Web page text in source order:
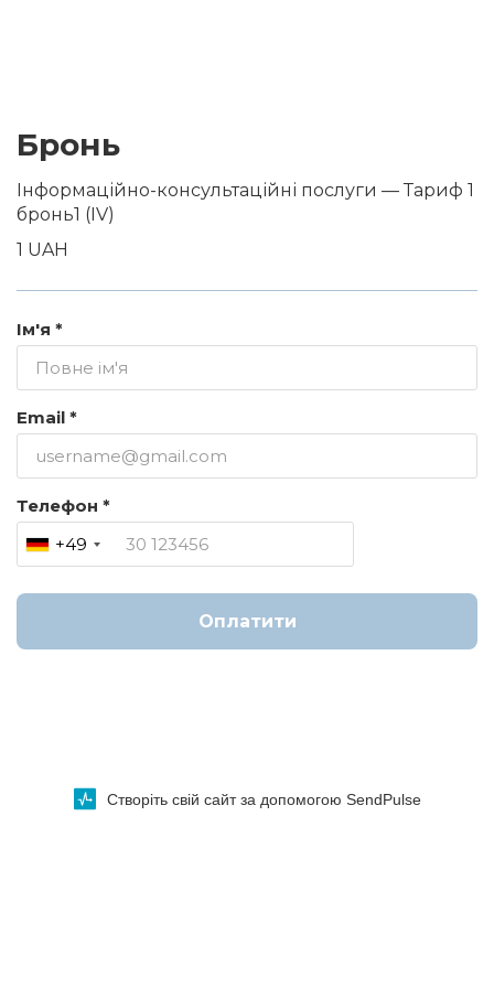
Бронь
Інформаційно-консультаційні послуги — Тариф 1
бронь1 (IV)
1 UAH
Ім'я *
Email *
Телефон *
+49
Оплатити
Створіть свій сайт за допомогою SendPulse